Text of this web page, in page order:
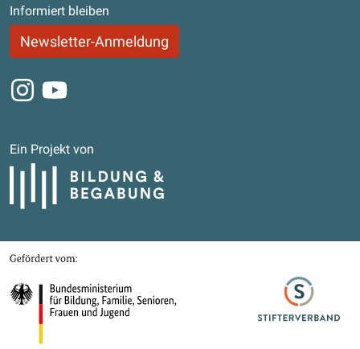
Informiert bleiben
Newsletter-Anmeldung
Instagram
Youtube
Ein Projekt von
Bildung und Begabung
Gefördert von
Bundesministerium für Bildung, Familie, Senioren, Frauen und Jugend
Stifterverband